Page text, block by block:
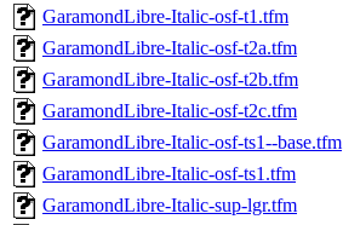
GaramondLibre-Italic-osf-t1.tfm
GaramondLibre-Italic-osf-t2a.tfm
GaramondLibre-Italic-osf-t2b.tfm
GaramondLibre-Italic-osf-t2c.tfm
GaramondLibre-Italic-osf-ts1--base.tfm
GaramondLibre-Italic-osf-ts1.tfm
GaramondLibre-Italic-sup-lgr.tfm